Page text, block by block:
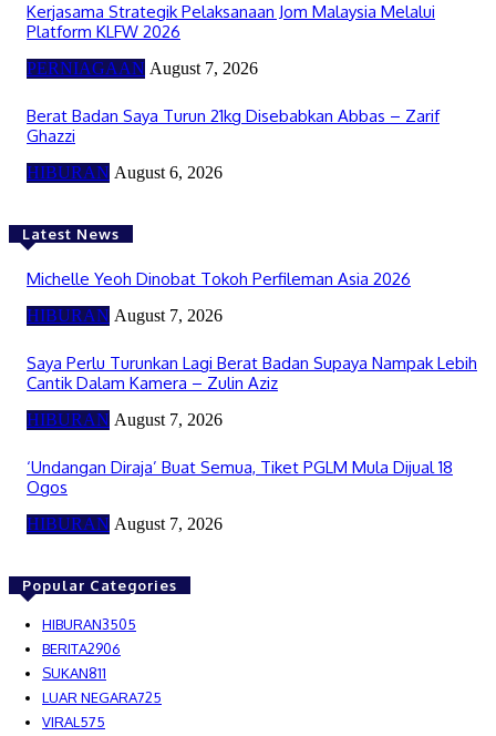
Kerjasama Strategik Pelaksanaan Jom Malaysia Melalui
Platform KLFW 2026
PERNIAGAAN August 7, 2026
Berat Badan Saya Turun 21kg Disebabkan Abbas – Zarif
Ghazzi
HIBURAN August 6, 2026
Latest News
Michelle Yeoh Dinobat Tokoh Perfileman Asia 2026
HIBURAN August 7, 2026
Saya Perlu Turunkan Lagi Berat Badan Supaya Nampak Lebih
Cantik Dalam Kamera – Zulin Aziz
HIBURAN August 7, 2026
‘Undangan Diraja’ Buat Semua, Tiket PGLM Mula Dijual 18
Ogos
HIBURAN August 7, 2026
Popular Categories
HIBURAN3505
BERITA2906
SUKAN811
LUAR NEGARA725
VIRAL575